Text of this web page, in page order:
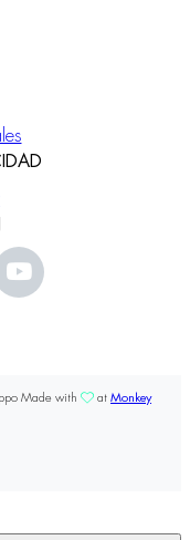
Made with at Monkey